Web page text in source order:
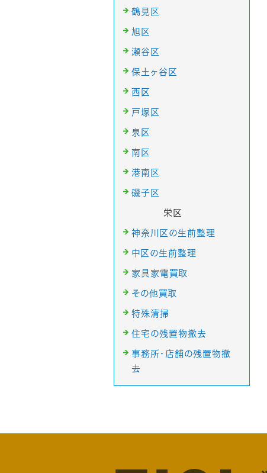
鶴見区
旭区
瀬谷区
保土ヶ谷区
西区
戸塚区
泉区
南区
港南区
磯子区
栄区
神奈川区の生前整理
中区の生前整理
家具家電買取
その他買取
特殊清掃
住宅の残置物撤去
事務所・店舗の残置物撤
去